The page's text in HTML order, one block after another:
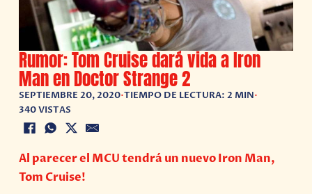
Rumor: Tom Cruise dará vida a Iron
Man en Doctor Strange 2
SEPTIEMBRE 20, 2020•TIEMPO DE LECTURA: 2 MIN•
340 VISTAS
Al parecer el MCU tendrá un nuevo Iron Man,
Tom Cruise!